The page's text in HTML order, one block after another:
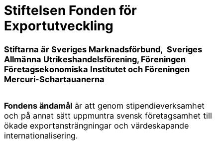
Stiftelsen Fonden för
Exportutveckling
Stiftarna är Sveriges Marknadsförbund, Sveriges
Allmänna Utrikeshandelsförening, Föreningen
Företagsekonomiska Institutet och Föreningen
Mercuri-Schartauanerna
Fondens ändamål är att genom stipendieverksamhet
och på annat sätt uppmuntra svensk företagsamhet till
ökade exportansträngningar och värdeskapande
internationalisering.